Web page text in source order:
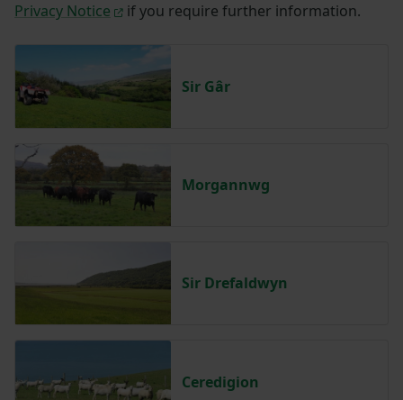
Privacy Notice
if you require further information.
Sir Gâr
Morgannwg
Sir Drefaldwyn
Ceredigion